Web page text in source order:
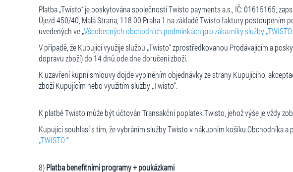
Platba „Twisto“ je poskytována společností Twisto payments a.s., IČ: 01615165,
Újezd 450/40, Malá Strana, 118 00 Praha 1 na základě Twisto faktury
uvedených ve „Všeobecných obchodních podmínkách pro zákazníky služby „TWISTO
V případě, že Kupující využije službu „Twisto“ zprostředkovanou Prodávajícím a
dopravu zboží) do 14 dnů ode dne doručení zboží.
K uzavření kupní smlouvy dojde vyplněním objednávky ze strany Kupujícího,
zboží Kupujícím nebo využitím služby „Twisto“.
K platbě Twisto může být účtován Transakční poplatek Twisto, jehož výše je vždy
Kupující souhlasí s tím, že vybráním služby Twisto v nákupním košíku Obchodníka a
„TWISTO“.
8)Platba benefitními programy + poukázkami